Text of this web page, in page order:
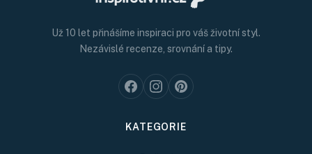
Už 10 let přinášíme inspiraci pro váš životní styl.
Nezávislé recenze, srovnání a tipy.
KATEGORIE